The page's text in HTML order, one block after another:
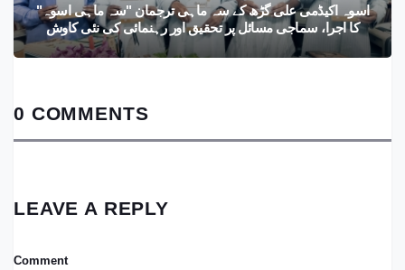
اسوہ اکیڈمی علی گڑھ کے سہ ماہی ترجمان "سہ ماہی اسوہ"
کا اجرا، سماجی مسائل پر تحقیق اور رہنمائی کی نئی کاوش
0 COMMENTS
LEAVE A REPLY
Comment